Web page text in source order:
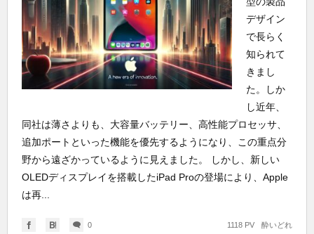
デザイン
で長らく
知られて
きまし
た。しか
し近年、
同社は薄さよりも、大容量バッテリー、高性能プロセッサ、
追加ポートといった機能を優先するようになり、この重点分
野から遠ざかっているように見えました。 しかし、新しい
OLEDディスプレイを搭載したiPad Proの登場により、Apple
は再...
0 酔いどれ
1118 PV